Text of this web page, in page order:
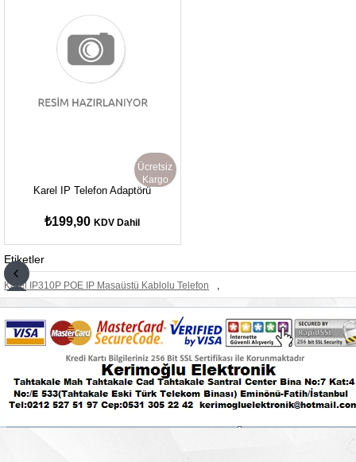
Karel IP Telefon Adaptörü
₺199,90KDV Dahil
Ücretsiz
Kargo
Etiketler
Karel IP310P POE IP Masaüstü Kablolu Telefon ,